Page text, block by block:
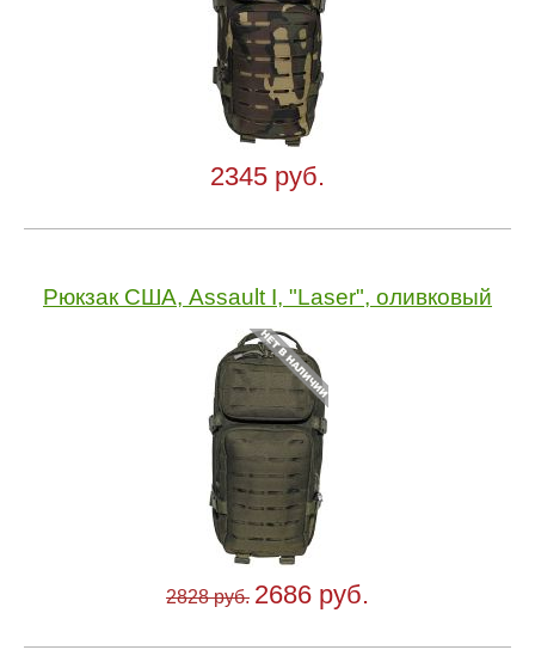
2345 руб.
Рюкзак США, Assault I, "Laser", оливковый
2828 руб. 2686 руб.